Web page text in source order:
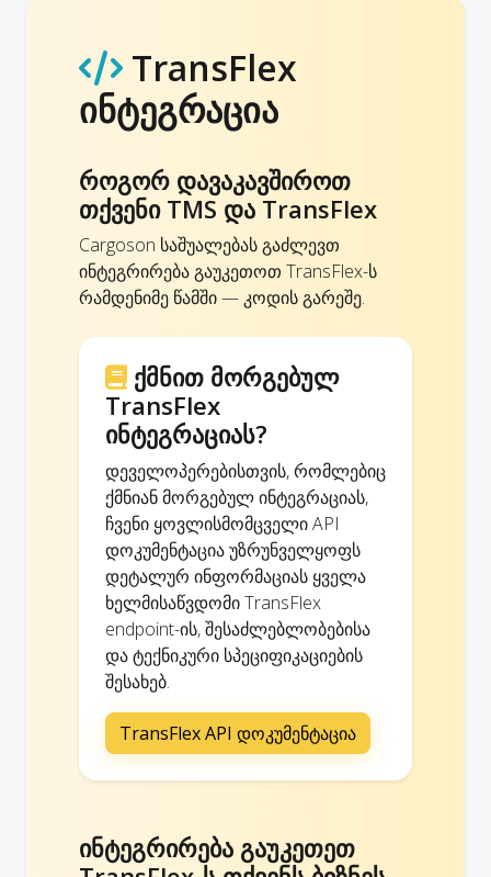
TransFlex
ინტეგრაცია
როგორ დავაკავშიროთ
თქვენი TMS და TransFlex
Cargoson საშუალებას გაძლევთ
ინტეგრირება გაუკეთოთ TransFlex-ს
რამდენიმე წამში — კოდის გარეშე.
ქმნით მორგებულ
TransFlex
ინტეგრაციას?
დეველოპერებისთვის, რომლებიც
ქმნიან მორგებულ ინტეგრაციას,
ჩვენი ყოვლისმომცველი API
დოკუმენტაცია უზრუნველყოფს
დეტალურ ინფორმაციას ყველა
ხელმისაწვდომი TransFlex
endpoint-ის, შესაძლებლობებისა
და ტექნიკური სპეციფიკაციების
შესახებ.
TransFlex API დოკუმენტაცია
ინტეგრირება გაუკეთეთ